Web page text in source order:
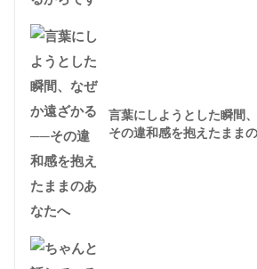
言葉にしようとした瞬間
その違和感を抱えたまま